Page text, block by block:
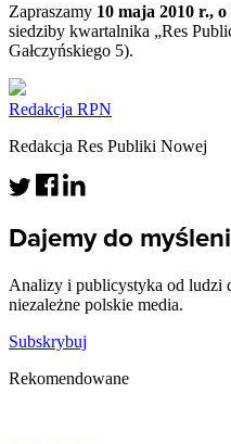
Zapraszamy 10 maja 2010 r., o
siedziby kwartalnika „Res
Gałczyńskiego 5).
Redakcja RPN
Redakcja Res Publiki Nowej
Dajemy do
Analizy i publicystyka od ludzi
niezależne polskie media.
Subskrybuj
Rekomendowane